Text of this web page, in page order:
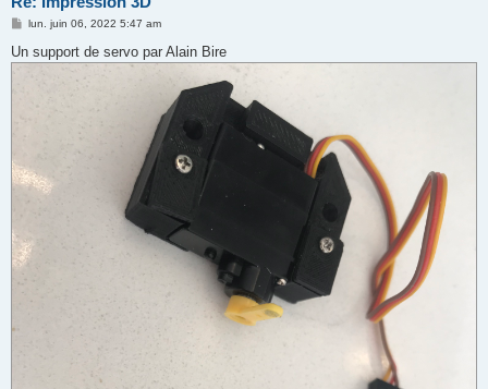
M
s
s
lun. juin 06, 2022 5:47 am
Un support de servo par Alain Bire